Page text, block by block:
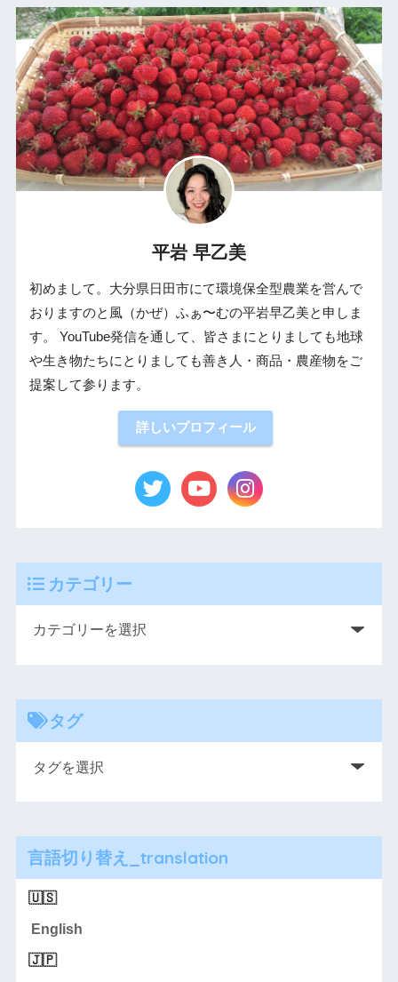
平岩 早乙美
初めまして。大分県日田市にて環境保全型農業を営んで
おりますのと風（かぜ）ふぁ〜むの平岩早乙美と申しま
す。 YouTube発信を通して、皆さまにとりましても地球
や生き物たちにとりましても善き人・商品・農産物をご
提案して参ります。
詳しいプロフィール
カテゴリー
タグ
言語切り替え_translation
English